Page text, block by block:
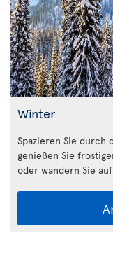
Winter
Spazieren Sie durch
genießen Sie
oder wandern Sie